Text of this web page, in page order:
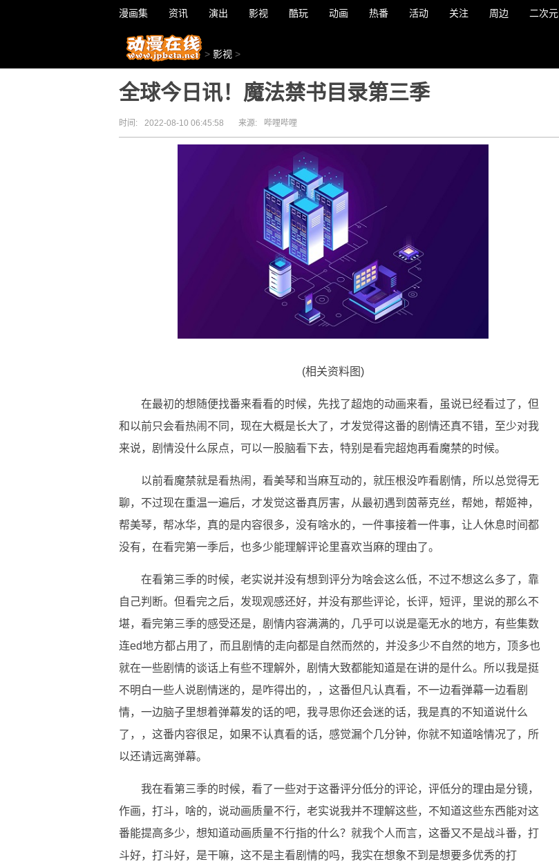
漫画集 资讯 演出 影视 酷玩 动画 热番 活动 关注 周边 二次元
> 影视 >
全球今日讯！魔法禁书目录第三季
时间: 2022-08-10 06:45:58 来源: 哔哩哔哩
(相关资料图)
在最初的想随便找番来看看的时候，先找了超炮的动画来看，虽说已经看过了，但
和以前只会看热闹不同，现在大概是长大了，才发觉得这番的剧情还真不错，至少对我
来说，剧情没什么尿点，可以一股脑看下去，特别是看完超炮再看魔禁的时候。
以前看魔禁就是看热闹，看美琴和当麻互动的，就压根没咋看剧情，所以总觉得无
聊，不过现在重温一遍后，才发觉这番真厉害，从最初遇到茵蒂克丝，帮她，帮姬神，
帮美琴，帮冰华，真的是内容很多，没有啥水的，一件事接着一件事，让人休息时间都
没有，在看完第一季后，也多少能理解评论里喜欢当麻的理由了。
在看第三季的时候，老实说并没有想到评分为啥会这么低，不过不想这么多了，靠
自己判断。但看完之后，发现观感还好，并没有那些评论，长评，短评，里说的那么不
堪，看完第三季的感受还是，剧情内容满满的，几乎可以说是毫无水的地方，有些集数
连ed地方都占用了，而且剧情的走向都是自然而然的，并没多少不自然的地方，顶多也
就在一些剧情的谈话上有些不理解外，剧情大致都能知道是在讲的是什么。所以我是挺
不明白一些人说剧情迷的，是咋得出的，，这番但凡认真看，不一边看弹幕一边看剧
情，一边脑子里想着弹幕发的话的吧，我寻思你还会迷的话，我是真的不知道说什么
了，，这番内容很足，如果不认真看的话，感觉漏个几分钟，你就不知道啥情况了，所
以还请远离弹幕。
我在看第三季的时候，看了一些对于这番评分低分的评论，评低分的理由是分镜，
作画，打斗，啥的，说动画质量不行，老实说我并不理解这些，不知道这些东西能对这
番能提高多少，想知道动画质量不行指的什么？就我个人而言，这番又不是战斗番，打
斗好，打斗好，是干嘛，这不是主看剧情的吗，我实在想象不到是想要多优秀的打